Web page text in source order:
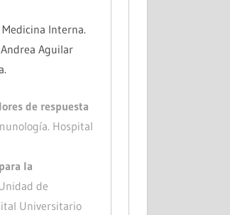
Interna.
Aguilar
de respuesta
Hospital
la
de
Universitario